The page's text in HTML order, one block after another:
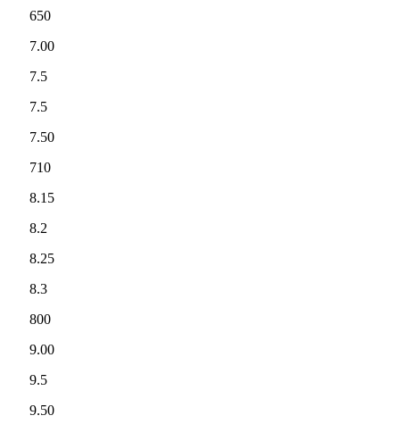
650
7.00
7.5
7.5
7.50
710
8.15
8.2
8.25
8.3
800
9.00
9.5
9.50